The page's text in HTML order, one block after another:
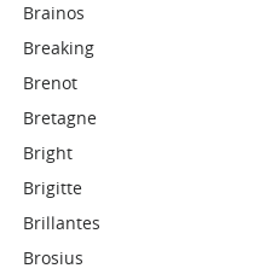
Brainos
Breaking
Brenot
Bretagne
Bright
Brigitte
Brillantes
Brosius